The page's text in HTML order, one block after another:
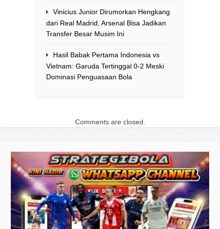
Vinicius Junior Dirumorkan Hengkang
dari Real Madrid, Arsenal Bisa Jadikan
Transfer Besar Musim Ini
Hasil Babak Pertama Indonesia vs
Vietnam: Garuda Tertinggal 0-2 Meski
Dominasi Penguasaan Bola
Comments are closed.